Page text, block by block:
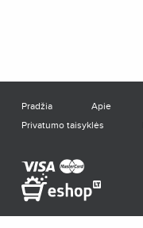
Pradžia Apie
Privatumo taisyklės